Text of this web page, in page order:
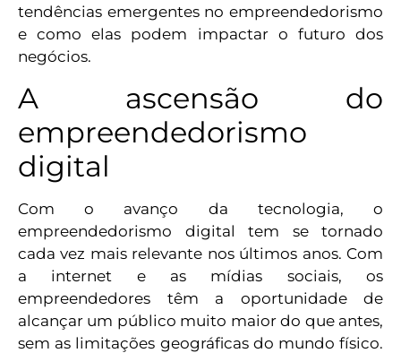
tendências emergentes no empreendedorismo
e como elas podem impactar o futuro dos
negócios.
A ascensão do
empreendedorismo
digital
Com o avanço da tecnologia, o
empreendedorismo digital tem se tornado
cada vez mais relevante nos últimos anos. Com
a internet e as mídias sociais, os
empreendedores têm a oportunidade de
alcançar um público muito maior do que antes,
sem as limitações geográficas do mundo físico.